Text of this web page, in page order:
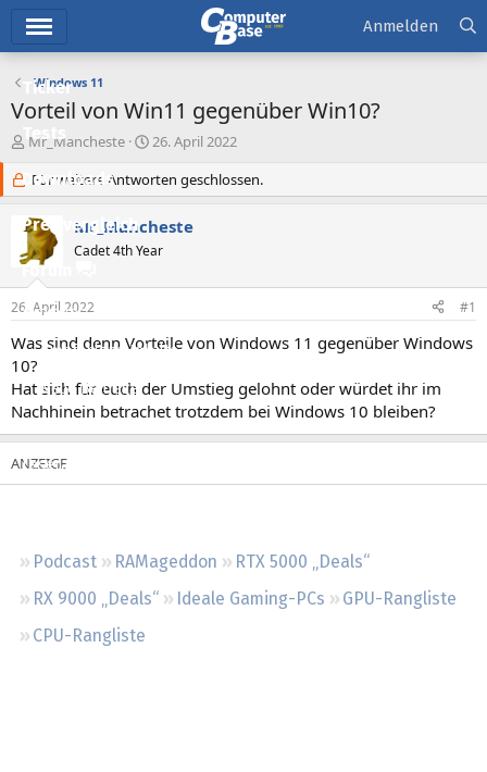
Ticker
Tests
Downloads
Preisvergleich
Forum
Aktuelles
Empfohlene Inhalte
Neue Beiträge
Leserartikel
Podcast RAMageddon
RTX 5000 „Deals“
RX 9000 „Deals“
Ideale Gaming-PCs
GPU-Rangliste
CPU-Rangliste
Anmelden
Windows 11
Vorteil von Win11 gegenüber Win10?
E
s
t
e
l
l
e
Mr_Mancheste
E
s
t
e
l
l
m
26. April 2022
Für weitere Antworten geschlossen.
Mr_Mancheste
Cadet 4th Year
26. April 2022 #1
Was sind denn Vorteile von Windows 11 gegenüber Windows
10?
Hat sich für euch der Umstieg gelohnt oder würdet ihr im
Nachhinein betrachet trotzdem bei Windows 10 bleiben?